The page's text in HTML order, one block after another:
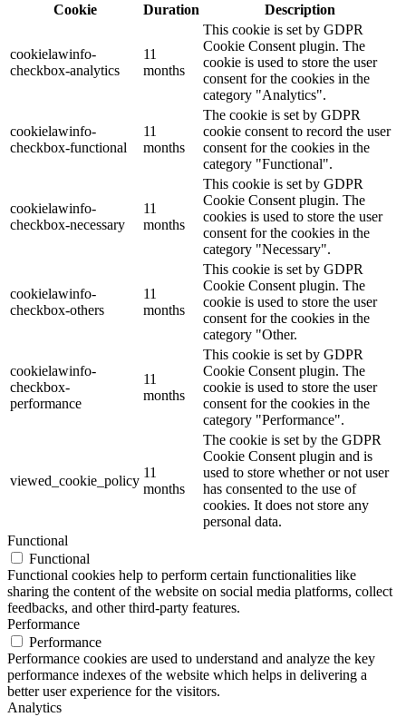
Cookie
Duration Description
cookielawinfo-
checkbox-analytics
11
months
This cookie is set by GDPR
Cookie Consent plugin. The
cookie is used to store the user
consent for the cookies in the
category "Analytics".
cookielawinfo-
checkbox-functional
11
months
The cookie is set by GDPR
cookie consent to record the user
consent for the cookies in the
category "Functional".
cookielawinfo-
checkbox-necessary
11
months
This cookie is set by GDPR
Cookie Consent plugin. The
cookies is used to store the user
consent for the cookies in the
category "Necessary".
cookielawinfo-
checkbox-others
11
months
This cookie is set by GDPR
Cookie Consent plugin. The
cookie is used to store the user
consent for the cookies in the
category "Other.
cookielawinfo-
checkbox-
performance
11
months
This cookie is set by GDPR
Cookie Consent plugin. The
cookie is used to store the user
consent for the cookies in the
category "Performance".
viewed_cookie_policy
11
months
The cookie is set by the GDPR
Cookie Consent plugin and is
used to store whether or not user
has consented to the use of
cookies. It does not store any
personal data.
Functional
Functional
Functional cookies help to perform certain functionalities like
sharing the content of the website on social media platforms, collect
feedbacks, and other third-party features.
Performance
Performance
Performance cookies are used to understand and analyze the key
performance indexes of the website which helps in delivering a
better user experience for the visitors.
Analytics